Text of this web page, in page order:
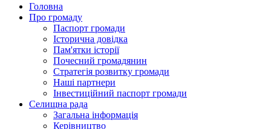
Головна
Про громаду
Паспорт громади
Історична довідка
Пам'ятки історії
Почесний громадянин
Стратегія розвитку громади
Наші партнери
Інвестиційний паспорт громади
Селищна рада
Загальна інформація
Керівництво